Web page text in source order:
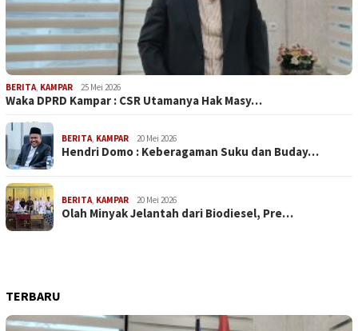
BERITA, KAMPAR 25 Mei 2026
Waka DPRD Kampar : CSR Utamanya Hak Masy…
BERITA, KAMPAR 20 Mei 2026
Hendri Domo : Keberagaman Suku dan Buday…
BERITA, KAMPAR 20 Mei 2026
Olah Minyak Jelantah dari Biodiesel, Pre…
TERBARU